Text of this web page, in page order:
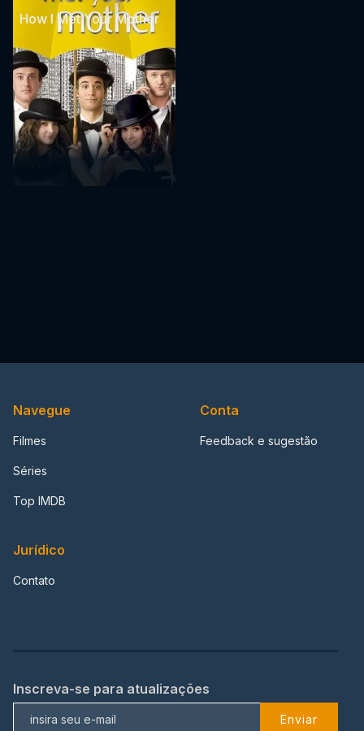
How I Met Your Mother
Navegue
Filmes
Séries
Top IMDB
Conta
Feedback e sugestão
Jurídico
Contato
Inscreva-se para atualizações
Enviar